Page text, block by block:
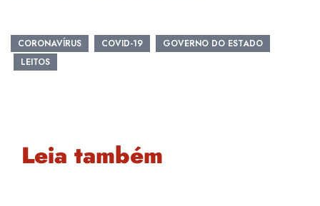
CORONAVÍRUS COVID-19
GOVERNO DO ESTADO
LEITOS
Leia também